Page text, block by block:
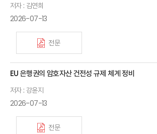
저자 : 김연희
2026-07-13
전문
EU 은행권의 암호자산 건전성 규제 체계 정비
저자 : 강윤지
2026-07-13
전문